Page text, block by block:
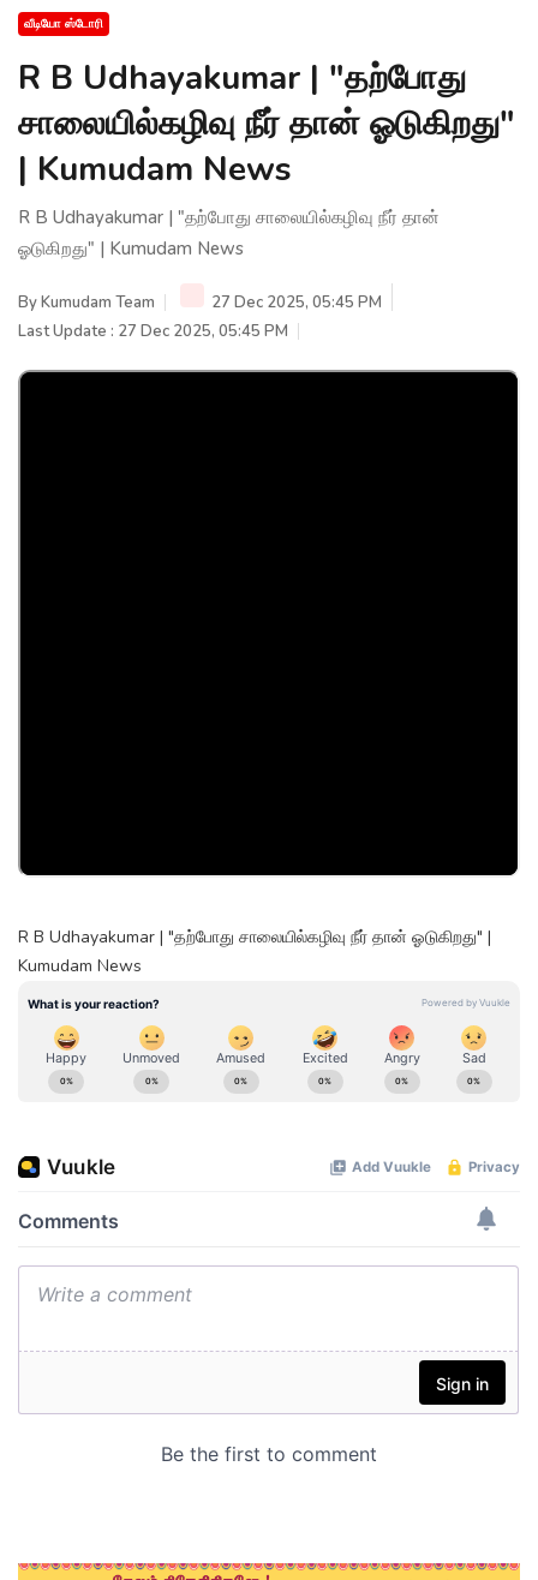
வீடியோ ஸ்டோரி
R B Udhayakumar | "தற்போது
சாலையில்கழிவு நீர் தான் ஓடுகிறது"
| Kumudam News
R B Udhayakumar | "தற்போது சாலையில்கழிவு நீர் தான்
ஓடுகிறது" | Kumudam News
ByKumudam Team
27 Dec 2025, 05:45 PM
Last Update : 27 Dec 2025, 05:45 PM
R B Udhayakumar | "தற்போது சாலையில்கழிவு நீர் தான் ஓடுகிறது" |
Kumudam News